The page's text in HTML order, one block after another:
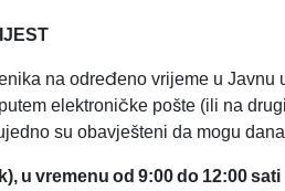
na određeno vrijeme u Javnu
elektroničke pošte (ili na
su obavješteni da mogu dana
u vremenu od 9:00 do 12:00 sati